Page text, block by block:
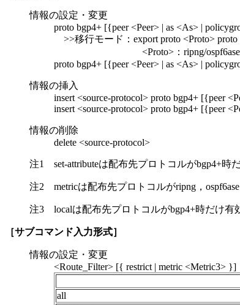
情報の設定・変更
proto bgp4+ [{peer <Peer> | as <As> |
>>移行モード：export proto <Proto> proto
<Proto>：ripng/ospf6ase/
proto bgp4+ [{peer <Peer> | as <As> |
情報の挿入
insert <source-protocol> proto bgp4+ [{peer
insert <source-protocol> proto bgp4+ [{peer
情報の削除
delete <source-protocol>
注1 set-attributeは配布先プロトコルがbgp4+時
注2 metricは配布先プロトコルがripng，
注3 localは配布先プロトコルがbgp4+時だけ有
［サブコマンド入力形式］
情報の設定・変更
<Route_Filter> [{ restrict | metric <Metric3> }]
all